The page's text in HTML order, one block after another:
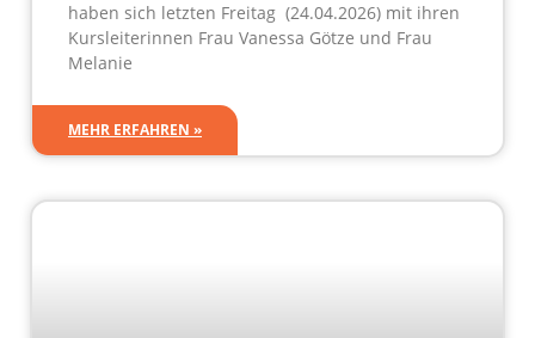
haben sich letzten Freitag (24.04.2026) mit ihren
Kursleiterinnen Frau Vanessa Götze und Frau
Melanie
MEHR ERFAHREN »